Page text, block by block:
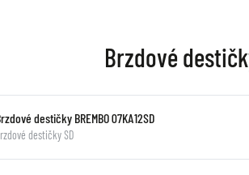
Brzdové
destičky BREMBO 07KA12SD
destičky SD